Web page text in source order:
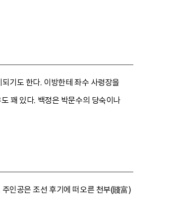
기도 한다. 이방한테 좌수 사령장을
꽤 있다. 백정은 박문수의 당숙이나
인공은 조선 후기에 떠오른 천부(賤富)